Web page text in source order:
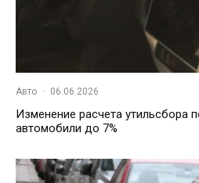
Авто · 06.06.2026
Изменение расчета утильсбора
автомобили до 7%